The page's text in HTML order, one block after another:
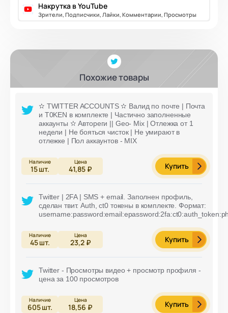
Накрутка в YouTube
Зрители, Подписчики, Лайки, Комментарии, Просмотры
Похожие товары
✫ TWITTER ACCOUNTS ✫ Валид по почте | Почта
и T0KEN в комплекте | Частично заполненные
аккаунты ✫ Автореги || Geo- Mix | Отлежка от 1
недели | Не бояться чисток | Не умирают в
отлежке | Пол аккаунтов - MIX
15шт. 41,85 ₽ Купить
Twitter | 2FA | SMS + email. Заполнен профиль,
сделан твит. Auth, ct0 токены в комплекте. Формат:
45шт. 23,2 ₽ Купить
Twitter - Просмотры видео + просмотр профиля -
цена за 100 просмотров
605шт. 18,56 ₽ Купить